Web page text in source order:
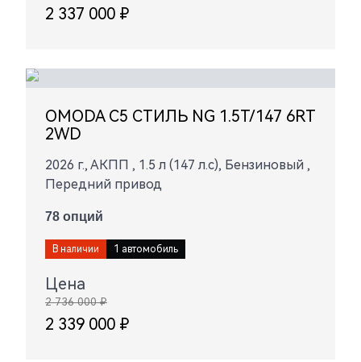
2 337 000 ₽
OMODA C5 СТИЛЬ NG 1.5T/147 6RT
2WD
2026 г., АКПП , 1.5 л (147 л.с), Бензиновый ,
Передний привод
78 опций
В наличии 1 автомобиль
Цена
2 736 000 ₽
2 339 000 ₽